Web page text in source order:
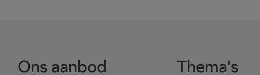
Ons aanbod Thema's